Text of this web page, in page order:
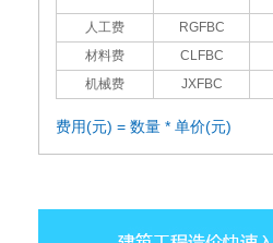
人工费 RGFBC
材料费
CLFBC
机械费
JXFBC
费用(元) = 数量 * 单价(元)